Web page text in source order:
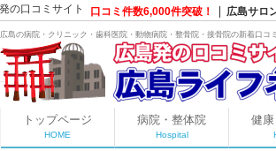
口コミ件数6,000件突破！ 広島サロ
広島の病院・クリニック・歯科医院・動物病院・整骨院・接骨院の新着口コ
トップページ
HOME
病院・整体院
Hospital
健